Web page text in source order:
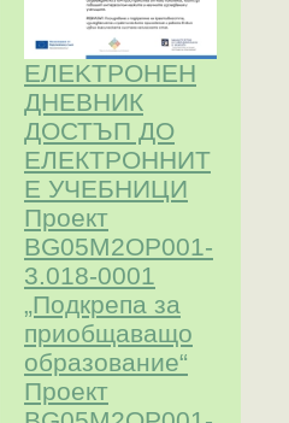
ЕЛЕKТРОНЕН
ДНЕВНИК
ДОСТЪП ДО
ЕЛЕКТРОННИТ
Е УЧЕБНИЦИ
Проект
BG05M2ОP001-
3.018-0001
„Подкрепа за
приобщаващо
образование“
Проект